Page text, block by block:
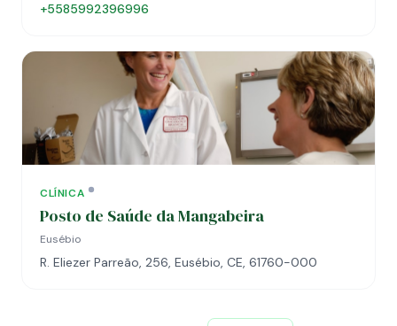
+5585992396996
CLÍNICA
Posto de Saúde da Mangabeira
Eusébio
R. Eliezer Parreão, 256, Eusébio, CE, 61760-000